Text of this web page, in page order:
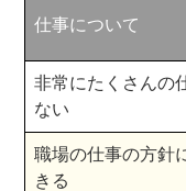
仕事について
非常にたくさんの
ない
職場の仕事の方針
きる